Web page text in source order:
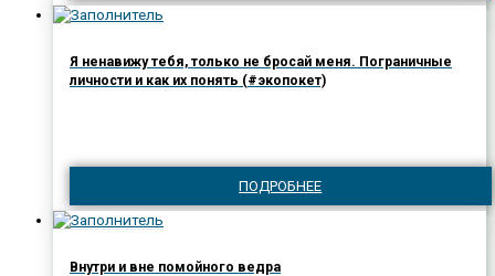
Я ненавижу тебя, только не бросай меня. Пограничные
личности и как их понять (#экопокет)
ПОДРОБНЕЕ
Внутри и вне помойного ведра